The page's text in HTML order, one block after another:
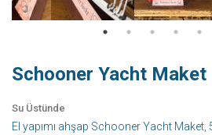
Schooner Yacht Maket
Su Üstünde
El yapımı ahşap Schooner Yacht